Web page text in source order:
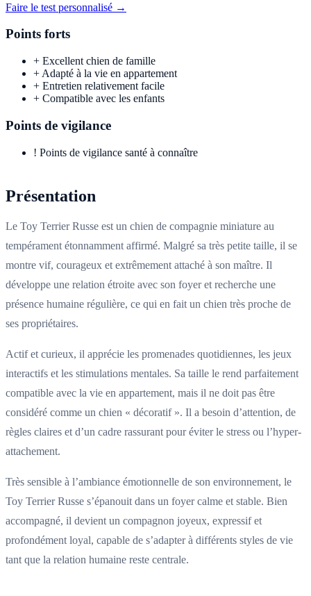
Faire le test personnalisé →
Points forts
+ Excellent chien de famille
+ Adapté à la vie en appartement
+ Entretien relativement facile
+ Compatible avec les enfants
Points de vigilance
! Points de vigilance santé à connaître
Présentation
Le Toy Terrier Russe est un chien de compagnie miniature au
tempérament étonnamment affirmé. Malgré sa très petite taille, il se
montre vif, courageux et extrêmement attaché à son maître. Il
développe une relation étroite avec son foyer et recherche une
présence humaine régulière, ce qui en fait un chien très proche de
ses propriétaires.
Actif et curieux, il apprécie les promenades quotidiennes, les jeux
interactifs et les stimulations mentales. Sa taille le rend parfaitement
compatible avec la vie en appartement, mais il ne doit pas être
considéré comme un chien « décoratif ». Il a besoin d’attention, de
règles claires et d’un cadre rassurant pour éviter le stress ou l’hyper-
attachement.
Très sensible à l’ambiance émotionnelle de son environnement, le
Toy Terrier Russe s’épanouit dans un foyer calme et stable. Bien
accompagné, il devient un compagnon joyeux, expressif et
profondément loyal, capable de s’adapter à différents styles de vie
tant que la relation humaine reste centrale.